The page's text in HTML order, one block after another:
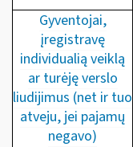
Gyventojai,
įregistravę
individualią veiklą
ar turėję verslo
liudijimus (net ir tuo
atveju, jei pajamų
negavo)